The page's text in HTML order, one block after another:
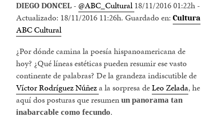
DIEGO DONCEL - @ABC_Cultural18/11/2016 01:22h -
Actualizado: 18/11/2016 11:26h.Guardado en:Cultura
ABC Cultural
¿Por dónde camina la poesía hispanoamericana de
hoy? ¿Qué líneas estéticas pueden resumir ese vasto
continente de palabras? De la grandeza indiscutible de
Víctor Rodríguez Núñeza la sorpresa deLeo Zelada, he
aquí dos posturas que resumenun panorama tan
inabarcable como fecundo.